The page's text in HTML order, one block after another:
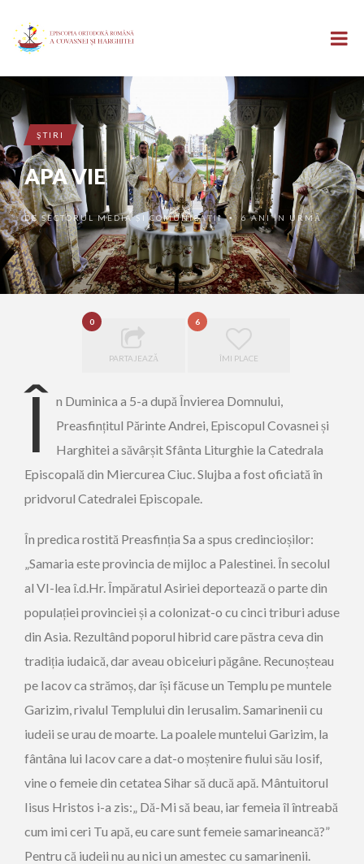
ŞTIRI
APA VIE
DESECTORUL MEDIA ȘI COMUNICAȚII •6 ANI ÎN URMĂ
0
PARTAJEAZĂ
6
ÎMI PLACE
Î n Duminica a 5-a după Învierea Domnului,
Preasfințitul Părinte Andrei, Episcopul Covasnei și
Harghitei a săvârșit Sfânta Liturghie la Catedrala
Episcopală din Miercurea Ciuc. Slujba a fost oficiată în
pridvorul Catedralei Episcopale.
În predica rostită Preasfinția Sa a spus credincioșilor:
„Samaria este provincia de mijloc a Palestinei. În secolul
al VI-lea î.d.Hr. Împăratul Asiriei deportează o parte din
populației provinciei și a colonizat-o cu cinci triburi aduse
din Asia. Rezultând poporul hibrid care păstra ceva din
tradiția iudaică, dar aveau obiceiuri păgâne. Recunoșteau
pe Iacov ca strămoș, dar își făcuse un Templu pe muntele
Garizim, rivalul Templului din Ierusalim. Samarinenii cu
iudeii se urau de moarte. La poalele muntelui Garizim, la
fântâna lui Iacov care a dat-o moștenire fiului său Iosif,
vine o femeie din cetatea Sihar să ducă apă. Mântuitorul
Iisus Hristos i-a zis:„ Dă-Mi să beau, iar femeia îl întreabă
cum imi ceri Tu apă, eu care sunt femeie samarineancă?”
Pentru că iudeii nu au nici un amestec cu samarinenii.